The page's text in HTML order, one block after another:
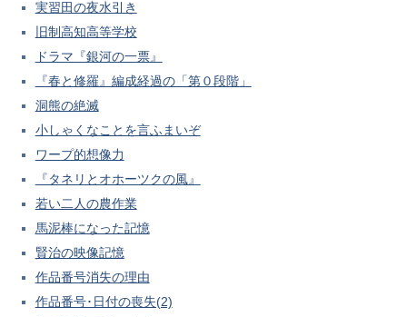
実習田の夜水引き
旧制高知高等学校
ドラマ『銀河の一票』
『春と修羅』編成経過の「第０段階」
洞熊の絶滅
小しゃくなことを言ふまいぞ
ワープ的想像力
『タネリとオホーツクの風』
若い二人の農作業
馬泥棒になった記憶
賢治の映像記憶
作品番号消失の理由
作品番号･日付の喪失(2)